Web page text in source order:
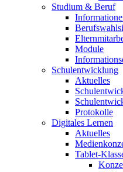
Studium & Beruf
Module
Schulentwicklung
Aktuelles
Protokolle
Digitales Lernen
Aktuelles
Tablet-